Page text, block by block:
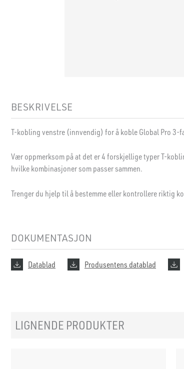
BESKRIVELSE
T-kobling venstre (innvendig) for å koble Global Pro 3-
Vær oppmerksom på at det er 4 forskjellige typer T-
hvilke kombinasjoner som passer sammen.
Trenger du hjelp til å bestemme eller kontrollere riktig
DOKUMENTASJON
Datablad Produsentens datablad
LIGNENDE PRODUKTER